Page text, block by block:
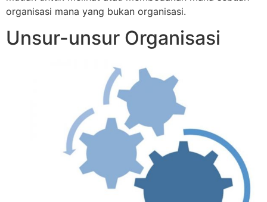
organisasi mana yang bukan organisasi.
Unsur-unsur Organisasi